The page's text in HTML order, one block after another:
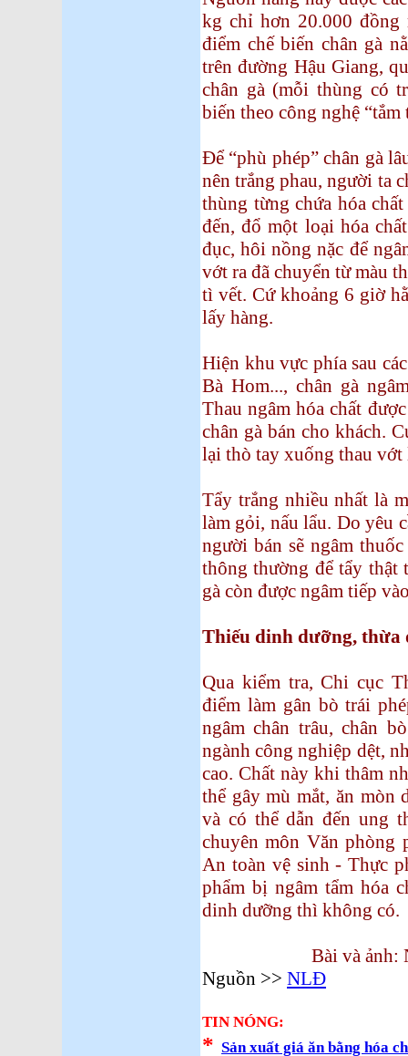
kg chỉ hơn 20.000
điểm chế biến chân gà
trên đường Hậu Giang,
chân gà (mỗi thùng có
biến theo công nghệ “tắm
Để “phù phép” chân gà
nên trắng phau, người ta
thùng từng chứa hóa
đến, đổ một loại hóa
đục, hôi nồng nặc để
vớt ra đã chuyển từ màu
tì vết. Cứ khoảng 6 giờ
lấy hàng.
Hiện khu vực phía sau
Bà Hom..., chân gà
Thau ngâm hóa chất
chân gà bán cho khách.
lại thò tay xuống thau vớt
Tẩy trắng nhiều nhất là
làm gỏi, nấu lẩu. Do yêu
người bán sẽ ngâm
thông thường để tẩy thật
gà còn được ngâm tiếp
Thiếu dinh dưỡng, thừa
Qua kiểm tra, Chi cục
điểm làm gân bò trái
ngâm chân trâu, chân
ngành công nghiệp dệt,
cao. Chất này khi thâm
thể gây mù mắt, ăn mòn
và có thể dẫn đến ung
chuyên môn Văn
An toàn vệ sinh - Thực
phẩm bị ngâm tẩm hóa
dinh dưỡng thì không có.
Bài và ảnh:
Nguồn >> NLĐ
TIN NÓNG:
* Sản xuất giá ăn bằng hóa